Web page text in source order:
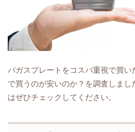
バガスプレートをコスパ重視で買い
で買うのが安いのか？を調査しまし
はぜひチェックしてください。